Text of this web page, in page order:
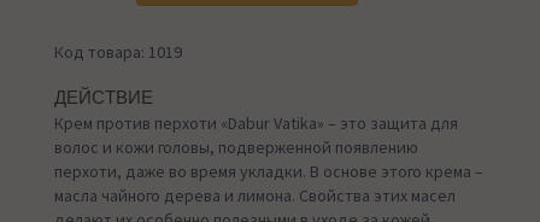
Код товара: 1019
ДЕЙСТВИЕ
Крем против перхоти «Dabur Vatika» – это защита для
волос и кожи головы, подверженной появлению
перхоти, даже во время укладки. В основе этого крема –
масла чайного дерева и лимона. Свойства этих масел